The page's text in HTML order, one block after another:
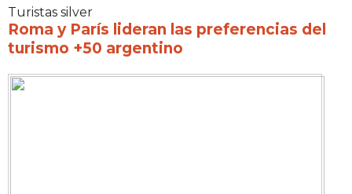
Turistas silver
Roma y París lideran las preferencias del
turismo +50 argentino